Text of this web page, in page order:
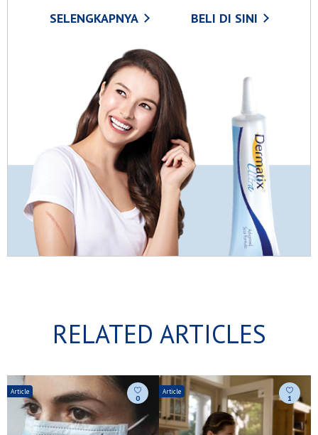
SELENGKAPNYA BELI DI SINI
RELATED ARTICLES
Article
0
Article
1